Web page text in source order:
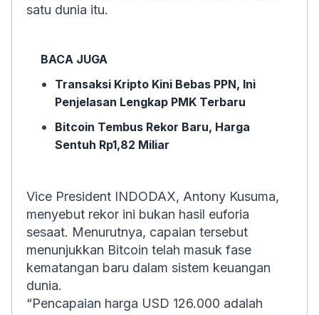
satu dunia itu.
BACA JUGA
Transaksi Kripto Kini Bebas PPN, Ini
Penjelasan Lengkap PMK Terbaru
Bitcoin Tembus Rekor Baru, Harga
Sentuh Rp1,82 Miliar
Vice President INDODAX, Antony Kusuma,
menyebut rekor ini bukan hasil euforia
sesaat. Menurutnya, capaian tersebut
menunjukkan Bitcoin telah masuk fase
kematangan baru dalam sistem keuangan
dunia.
“Pencapaian harga USD 126.000 adalah